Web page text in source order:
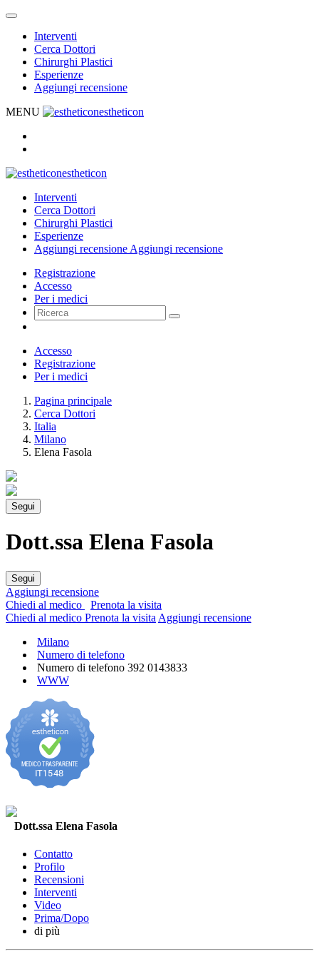
Interventi
Cerca Dottori
Chirurghi Plastici
Esperienze
Aggiungi recensione
MENU
estheticon
estheticon
Interventi
Cerca Dottori
Chirurghi Plastici
Esperienze
Aggiungi recensione Aggiungi recensione
Registrazione
Accesso
Per i medici
Accesso
Registrazione
Per i medici
Pagina principale
Cerca Dottori
Italia
Milano
Elena Fasola
Segui
Dott.ssa Elena Fasola
Segui
Aggiungi recensione
Chiedi al medico
Prenota la visita
Chiedi al medico Prenota la visita Aggiungi recensione
Milano
Numero di telefono
Numero di telefono 392 0143833
WWW
Dott.ssa Elena Fasola
Contatto
Profilo
Recensioni
Interventi
Video
Prima/Dopo
di più